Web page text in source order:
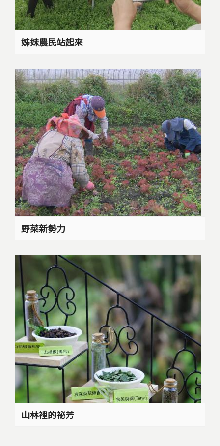
姊妹農民站起來
野菜新勢力
山林裡的祕芳